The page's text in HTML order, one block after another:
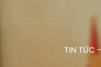
TIN TỨC